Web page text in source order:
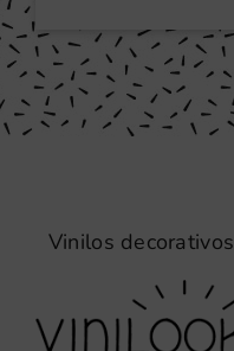
Vinilos decorativos